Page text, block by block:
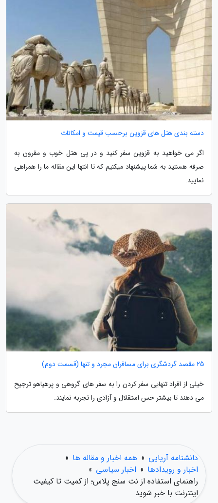
دسته بندی هتل های قزوین برحسب قیمت و امکانات
اگر می خواهید به قزوین سفر کنید و در پی هتل خوب و مقرون به
صرفه هستید به شما پیشنهاد میکنیم که تا انتها این مقاله ما را همراهی
نمایید.
25 مقصد گردشگری برای مسافران مجرد و تنها (قسمت دوم)
خیلی از افراد تنهایی سفر کردن را به سفر های گروهی و پرهیاهو ترجیح
می دهند تا بیشتر حس استقلال و آزادی را تجربه نمایند.
دانشنامه آریایی » همه اخبار و مقاله ها »
اخبار و رویدادها » اخبار سیاسی »
راهنمای استفاده از نت سنج پلاس؛ از کمیت تا کیفیت
اینترنت با خبر شوید